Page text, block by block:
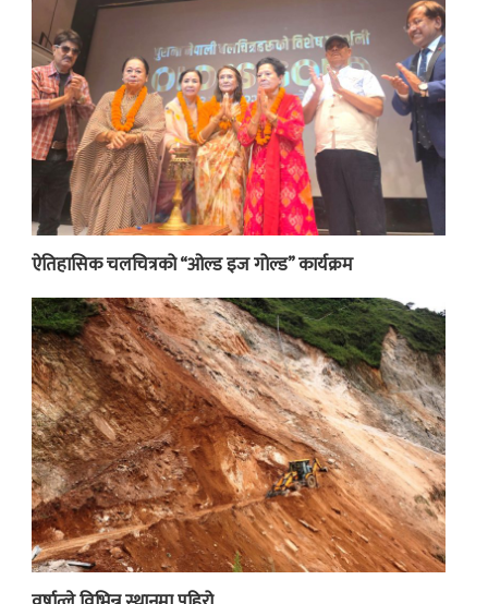
ऐतिहासिक चलचित्रको “ओल्ड इज गोल्ड” कार्यक्रम